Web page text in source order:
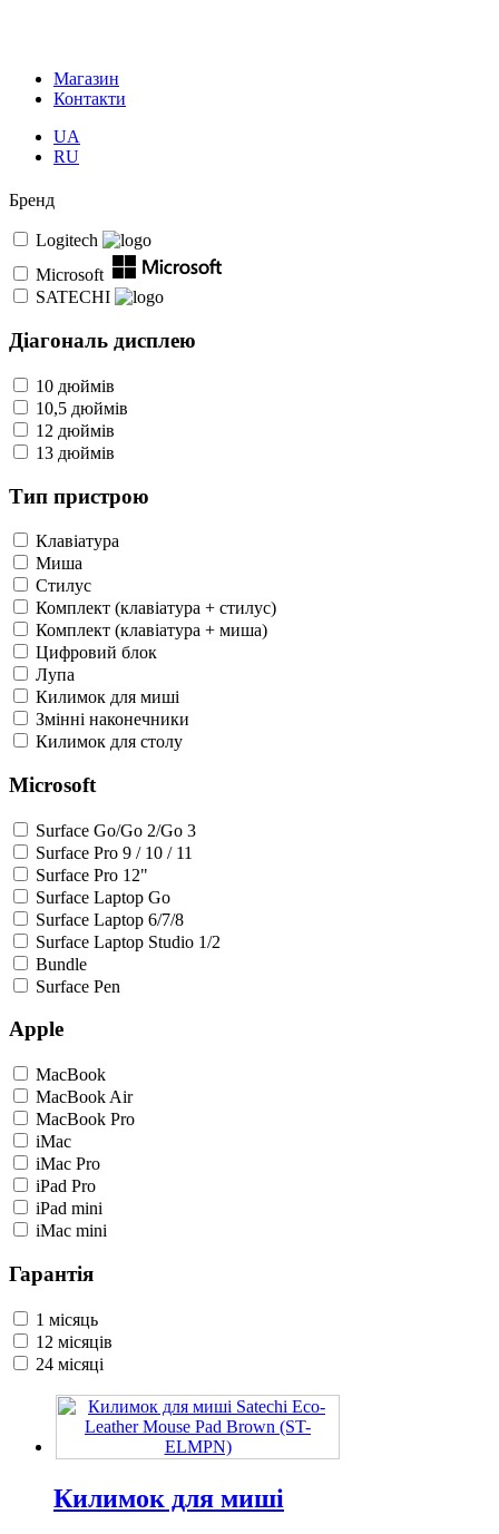
Магазин
Контакти
UA
RU
Бренд
Logitech
Microsoft
SATECHI
Діагональ дисплею
10 дюймів
10,5 дюймів
12 дюймів
13 дюймів
Тип пристрою
Клавіатура
Миша
Стилус
Комплект (клавіатура + стилус)
Комплект (клавіатура + миша)
Цифровий блок
Лупа
Килимок для миші
Змінні наконечники
Килимок для столу
Microsoft
Surface Go/Go 2/Go 3
Surface Pro 9 / 10 / 11
Surface Pro 12"
Surface Laptop Go
Surface Laptop 6/7/8
Surface Laptop Studio 1/2
Bundle
Surface Pen
Apple
MacBook
MacBook Air
MacBook Pro
iMac
iMac Pro
iPad Pro
iPad mini
iMac mini
Гарантія
1 місяць
12 місяців
24 місяці
Килимок для миші